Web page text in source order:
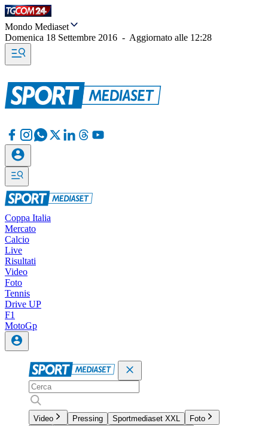
Mondo Mediaset
Domenica 18 Settembre 2016 - Aggiornato alle 12:28
Coppa Italia
Mercato
Calcio
Live
Risultati
Video
Foto
Tennis
Drive UP
F1
MotoGp
Video Pressing Sportmediaset XXL
Foto